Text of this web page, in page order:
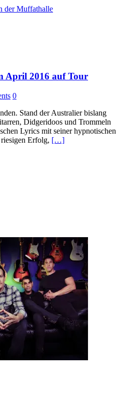
der Muffathalle
April 2016 auf Tour
0
Stand der Australier bislang
Didgeridoos und Trommeln
Lyrics mit seiner hypnotischen
Erfolg, […]